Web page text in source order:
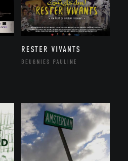
RESTER VIVANTS
BEUGNIES PAULINE